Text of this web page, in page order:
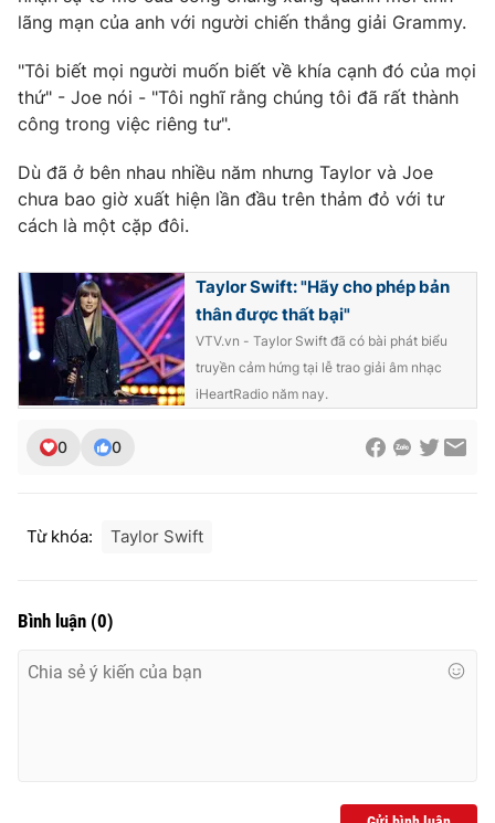
Học trực tuyến
Hitech Công nghệ tương lai
Sản phẩm
Thị trường
Tư vấn
Lịch phát sóng
Chuyên mục khác
Emagazine
Photo Infographic
Video Shorts video
VTV4
lãng mạn của anh với người chiến thắng giải Grammy.
"Tôi biết mọi người muốn biết về khía cạnh đó của mọi
thứ" - Joe nói - "Tôi nghĩ rằng chúng tôi đã rất thành
công trong việc riêng tư".
Dù đã ở bên nhau nhiều năm nhưng Taylor và Joe
chưa bao giờ xuất hiện lần đầu trên thảm đỏ với tư
cách là một cặp đôi.
Taylor Swift: "Hãy cho phép bản
thân được thất bại"
VTV.vn - Taylor Swift đã có bài phát biểu
truyền cảm hứng tại lễ trao giải âm nhạc
iHeartRadio năm nay.
0 0
Từ khóa: Taylor Swift
Bình luận (0)